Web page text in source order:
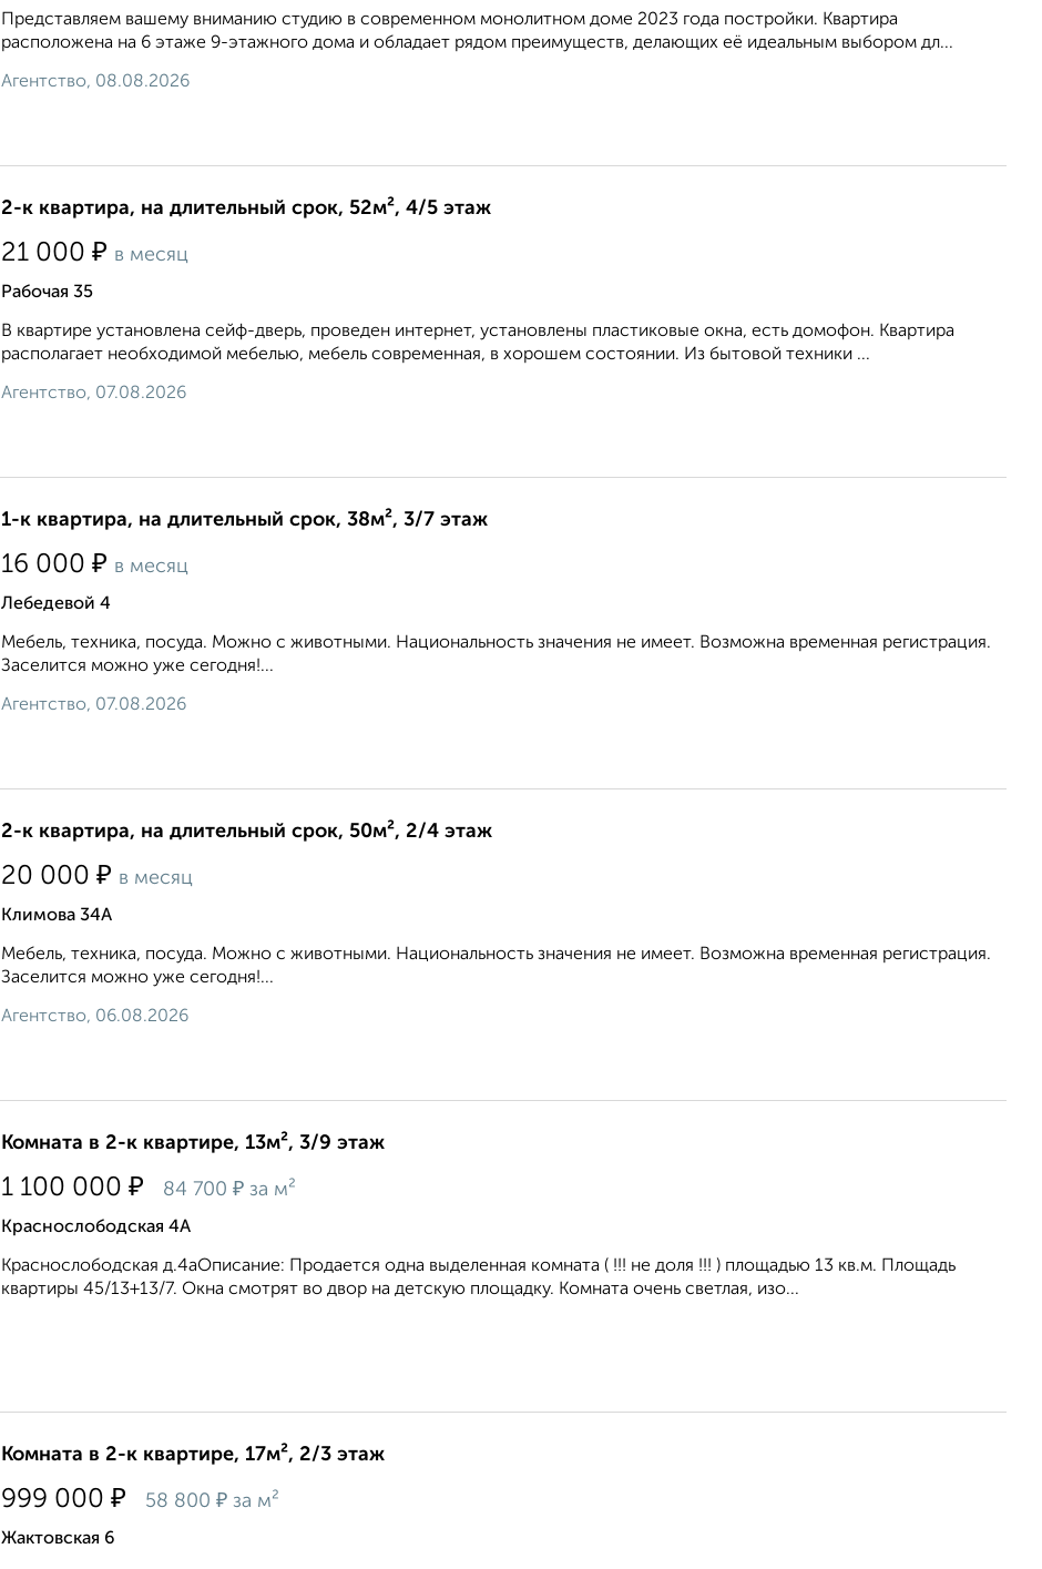
Представляем вашему вниманию студию в современном монолитном доме 2023 года постройки. Квартира
расположена на 6 этаже 9-этажного дома и обладает рядом преимуществ, делающих её идеальным выбором дл...
Агентство, 08.08.2026
2-к квартира, на длительный срок, 52м², 4/5 этаж
21 000 ₽ в месяц
Рабочая 35
В квартире установлена сейф-дверь, проведен интернет, установлены пластиковые окна, есть домофон. Квартира
располагает необходимой мебелью, мебель современная, в хорошем состоянии. Из бытовой техники ...
Агентство, 07.08.2026
1-к квартира, на длительный срок, 38м², 3/7 этаж
16 000 ₽ в месяц
Лебедевой 4
Мебель, техника, посуда. Можно с животными. Национальность значения не имеет. Возможна временная регистрация.
Заселится можно уже сегодня!...
Агентство, 07.08.2026
2-к квартира, на длительный срок, 50м², 2/4 этаж
20 000 ₽ в месяц
Климова 34А
Мебель, техника, посуда. Можно с животными. Национальность значения не имеет. Возможна временная регистрация.
Заселится можно уже сегодня!...
Агентство, 06.08.2026
Комната в 2-к квартире, 13м², 3/9 этаж
1 100 000 ₽ 84 700 ₽ за м²
Краснослободская 4А
Краснослободская д.4аОписание: Продается одна выделенная комната ( !!! не доля !!! ) площадью 13 кв.м. Площадь
квартиры 45/13+13/7. Окна смотрят во двор на детскую площадку. Комната очень светлая, изо...
Комната в 2-к квартире, 17м², 2/3 этаж
999 000 ₽ 58 800 ₽ за м²
Жактовская 6